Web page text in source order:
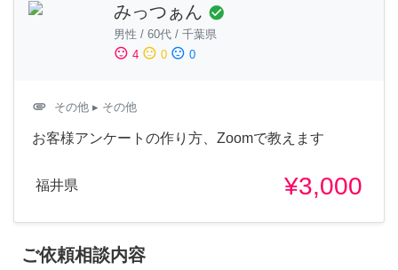
みっつぁん check_circle
男性 / 60代 / 千葉県
sentiment_satisfied 4 sentiment_neutral 0 sentiment_dissatisfied 0
attachment その他 ▸ その他
お客様アンケートの作り方、Zoomで教えます
福井県 ¥3,000
ご依頼相談内容